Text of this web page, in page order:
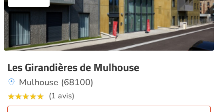
Les Girandières de Mulhouse
Mulhouse (68100)
(1 avis)